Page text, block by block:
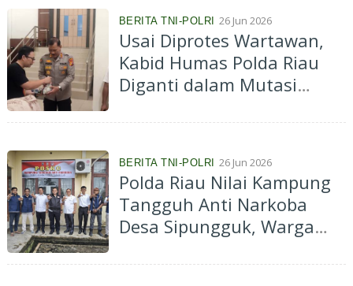
BERITA TNI-POLRI 26 Jun 2026
Usai Diprotes Wartawan,
Kabid Humas Polda Riau
Diganti dalam Mutasi
Kapolres Ikut Bergeser, Ini
BERITA TNI-POLRI 26 Jun 2026
Polda Riau Nilai Kampung
Tangguh Anti Narkoba
Desa Sipungguk, Warga